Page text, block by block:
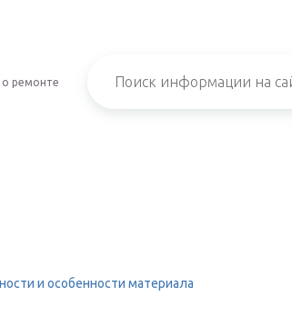
ремонте
и особенности материала